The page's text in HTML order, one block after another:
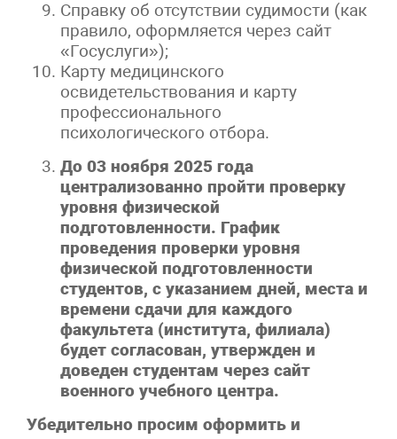
Справку об отсутствии судимости (как
правило, оформляется через сайт
«Госуслуги»);
Карту медицинского
освидетельствования и карту
профессионального
психологического отбора.
До 03 ноября 2025 года
централизованно пройти проверку
уровня физической
подготовленности. График
проведения проверки уровня
физической подготовленности
студентов, с указанием дней, места и
времени сдачи для каждого
факультета (института, филиала)
будет согласован, утвержден и
доведен студентам через сайт
военного учебного центра.
Убедительно просим оформить и